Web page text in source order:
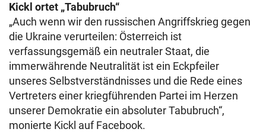
Kickl ortet „Tabubruch“
„Auch wenn wir den russischen Angriffskrieg gegen
die Ukraine verurteilen: Österreich ist
verfassungsgemäß ein neutraler Staat, die
immerwährende Neutralität ist ein Eckpfeiler
unseres Selbstverständnisses und die Rede eines
Vertreters einer kriegführenden Partei im Herzen
unserer Demokratie ein absoluter Tabubruch“,
monierte Kickl auf Facebook.